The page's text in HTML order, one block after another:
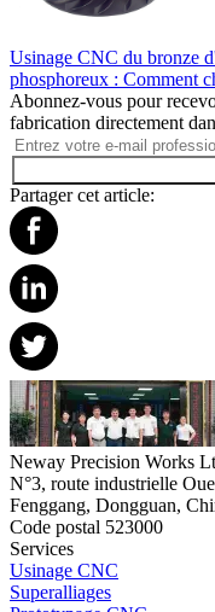
Usinage CNC du bronze
phosphoreux : Comment
Abonnez-vous pour
fabrication directement
Partager cet article:
Neway Precision Works
N°3, route industrielle
Fenggang, Dongguan,
Code postal 523000
Services
Usinage CNC
Superalliages